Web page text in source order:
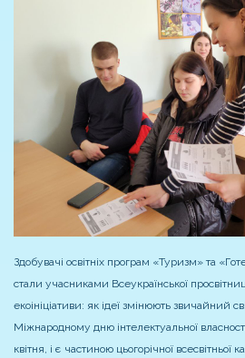
Здобувачі освітніх програм «Туризм» та
стали учасниками Всеукраїнської
екоініціативи: як ідеї змінюють звичайний
Міжнародному дню інтелектуальної
квітня, і є частиною цьогорічної всесвітньої